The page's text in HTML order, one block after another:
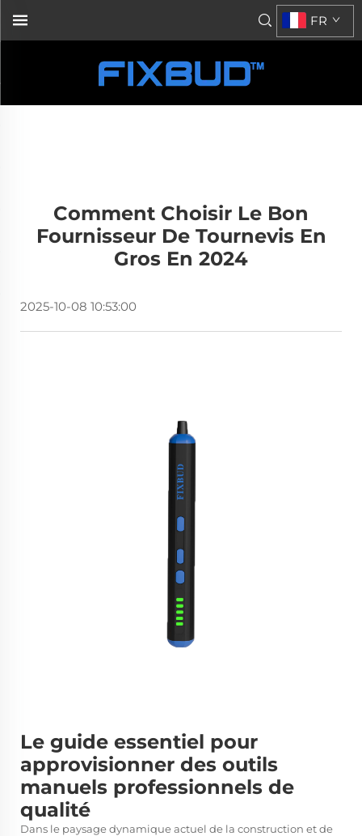
FR
Comment Choisir Le Bon
Fournisseur De Tournevis En
Gros En 2024
2025-10-08 10:53:00
Le guide essentiel pour
approvisionner des outils
manuels professionnels de
qualité
Dans le paysage dynamique actuel de la construction et de